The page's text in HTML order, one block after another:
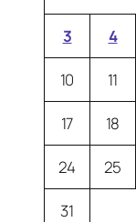
3 4
10 11
17 18
24 25
31